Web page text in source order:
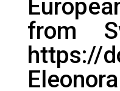
from
https://